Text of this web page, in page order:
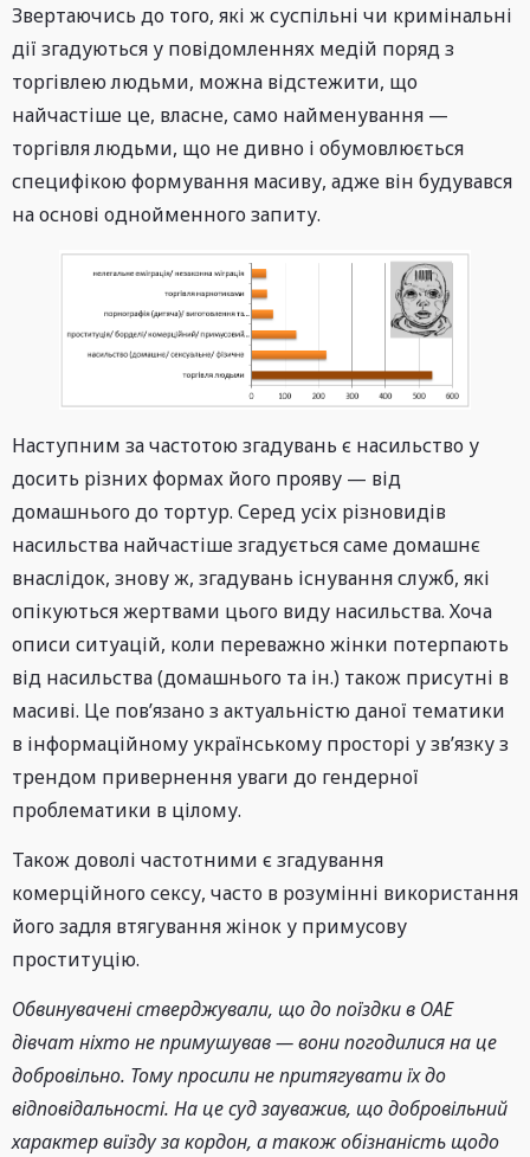
Звертаючись до того, які ж суспільні чи кримінальні
дії згадуються у повідомленнях медій поряд з
торгівлею людьми, можна відстежити, що
найчастіше це, власне, само найменування —
торгівля людьми, що не дивно і обумовлюється
специфікою формування масиву, адже він будувався
на основі однойменного запиту.
Наступним за частотою згадувань є насильство у
досить різних формах його прояву — від
домашнього до тортур. Серед усіх різновидів
насильства найчастіше згадується саме домашнє
внаслідок, знову ж, згадувань існування служб, які
опікуються жертвами цього виду насильства. Хоча
описи ситуацій, коли переважно жінки потерпають
від насильства (домашнього та ін.) також присутні в
масиві. Це пов’язано з актуальністю даної тематики
в інформаційному українському просторі у зв’язку з
трендом привернення уваги до гендерної
проблематики в цілому.
Також доволі частотними є згадування
комерційного сексу, часто в розумінні використання
його задля втягування жінок у примусову
проституцію.
Обвинувачені стверджували, що до поїздки в ОАЕ
дівчат ніхто не примушував — вони погодилися на це
добровільно. Тому просили не притягувати їх до
відповідальності. На це суд зауважив, що добровільний
характер виїзду за кордон, а також обізнаність щодо